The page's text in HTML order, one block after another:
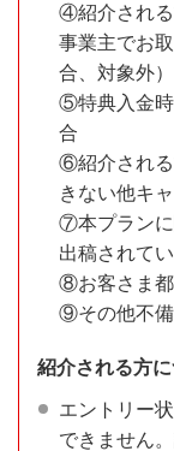
④紹介される
事業主でお
合、対象外）
⑤特典入金時
合
⑥紹介される
きない他キ
⑦本プランに
出稿されて
⑧お客さま都
⑨その他不
紹介される方
エントリー
できません